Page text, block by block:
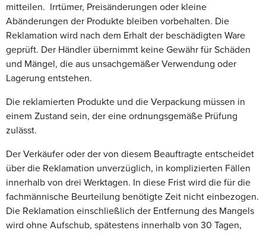
mitteilen. Irrtümer, Preisänderungen oder kleine
Abänderungen der Produkte bleiben vorbehalten. Die
Reklamation wird nach dem Erhalt der beschädigten Ware
geprüft. Der Händler übernimmt keine Gewähr für Schäden
und Mängel, die aus unsachgemäßer Verwendung oder
Lagerung entstehen.
Die reklamierten Produkte und die Verpackung müssen in
einem Zustand sein, der eine ordnungsgemäße Prüfung
zulässt.
Der Verkäufer oder der von diesem Beauftragte entscheidet
über die Reklamation unverzüglich, in komplizierten Fällen
innerhalb von drei Werktagen. In diese Frist wird die für die
fachmännische Beurteilung benötigte Zeit nicht einbezogen.
Die Reklamation einschließlich der Entfernung des Mangels
wird ohne Aufschub, spätestens innerhalb von 30 Tagen,